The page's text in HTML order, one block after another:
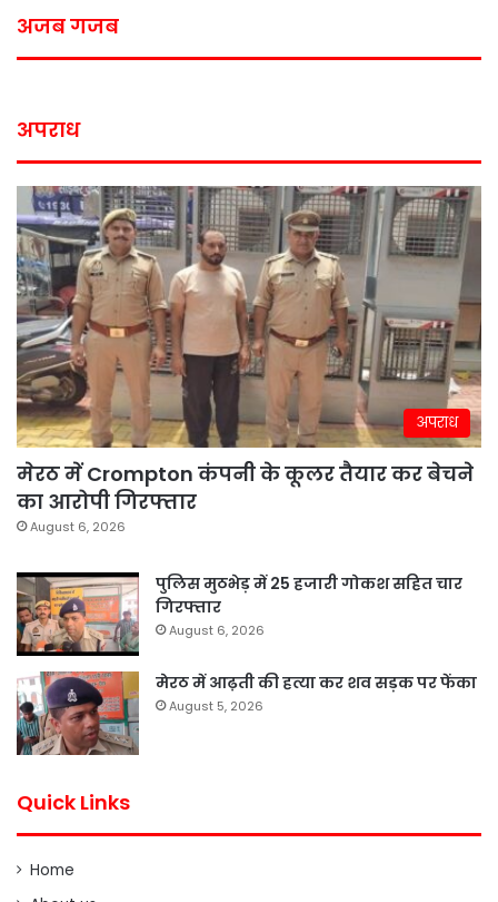
अजब गजब
अपराध
अपराध
मेरठ में Crompton कंपनी के कूलर तैयार कर बेचने
का आरोपी गिरफ्तार
August 6, 2026
पुलिस मुठभेड़ में 25 हजारी गोकश सहित चार
गिरफ्तार
August 6, 2026
मेरठ में आढ़ती की हत्या कर शव सड़क पर फेंका
August 5, 2026
Quick Links
Home